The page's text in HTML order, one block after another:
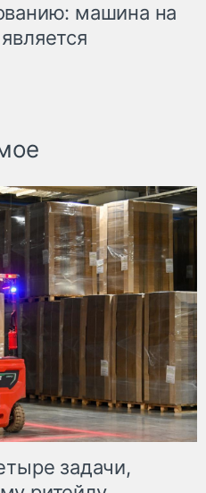
машина на
задачи,